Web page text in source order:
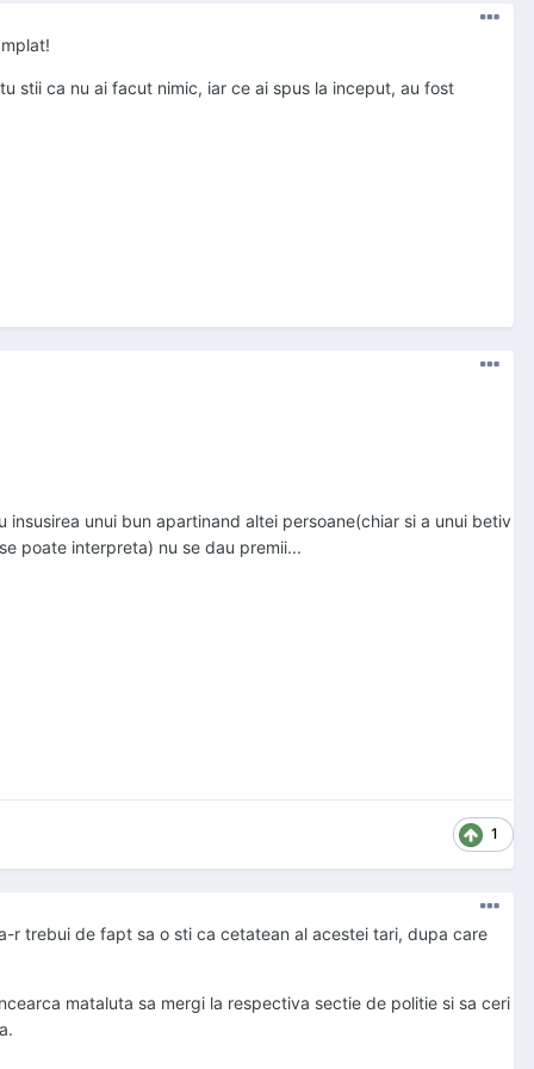
stii ca nu ai facut nimic, iar ce ai spus la inceput, au fost
unui bun apartinand altei persoane(chiar si a unui betiv
poate interpreta) nu se dau premii...
1
trebui de fapt sa o sti ca cetatean al acestei tari, dupa care
mataluta sa mergi la respectiva sectie de politie si sa ceri